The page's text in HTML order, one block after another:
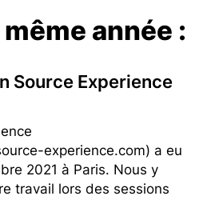
année :
Source Experience
experience.com) a eu
2021 à Paris. Nous y
travail lors des sessions